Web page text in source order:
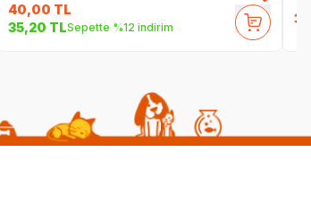
40,00 TL
35,20 TLSepette %12 indirim